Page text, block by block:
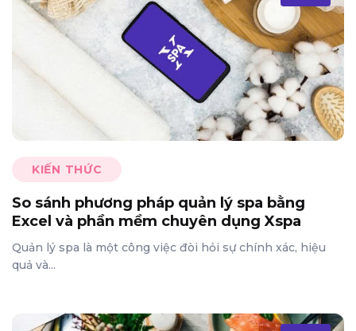
KIẾN THỨC
So sánh phương pháp quản lý spa bằng
Excel và phần mềm chuyên dụng Xspa
Quản lý spa là một công việc đòi hỏi sự chính xác, hiệu
quả và...